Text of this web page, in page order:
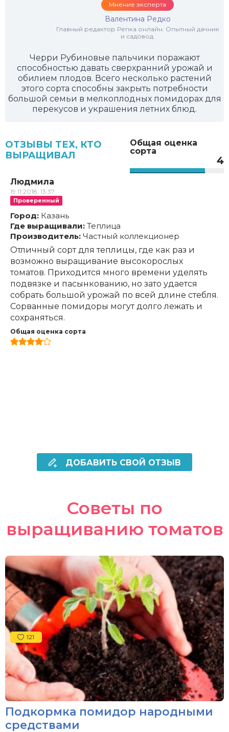
Мнение эксперта
Валентина Редко
Главный редактор Репка.онлайн. Опытный дачник
и садовод.
Черри Рубиновые пальчики поражают
способностью давать сверхранний урожай и
обилием плодов. Всего несколько растений
этого сорта способны закрыть потребности
большой семьи в мелкоплодных помидорах для
перекусов и украшения летних блюд.
Общая оценка
сорта
4
ОТЗЫВЫ ТЕХ, КТО
ВЫРАЩИВАЛ
Людмила
19.11.2018, 13:37
Проверенный
Город: Казань
Где выращивали: Теплица
Производитель: Частный коллекционер
Отличный сорт для теплицы, где как раз и
возможно выращивание высокорослых
томатов. Приходится много времени уделять
подвязке и пасынкованию, но зато удается
собрать большой урожай по всей длине стебля.
Сорванные помидоры могут долго лежать и
сохраняться.
Общая оценка сорта
ДОБАВИТЬ СВОЙ ОТЗЫВ
Советы по
выращиванию томатов
121
Подкормка помидор народными
средствами